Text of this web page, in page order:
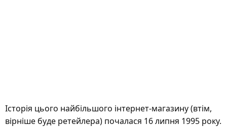
Історія цього найбільшого інтернет-магазину (втім,
вірніше буде ретейлера) почалася 16 липня 1995 року.